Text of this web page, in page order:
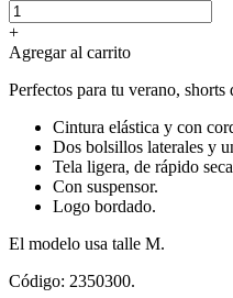
+
Agregar al carrito
Perfectos para tu verano, shorts
Cintura elástica y con
Dos bolsillos laterales y
Tela ligera, de rápido
Con suspensor.
Logo bordado.
El modelo usa talle M.
Código: 2350300.